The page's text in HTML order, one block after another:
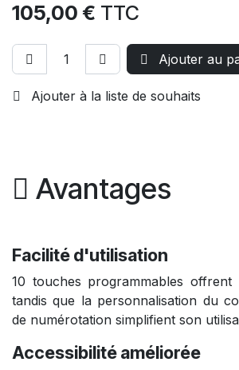
105,00 € TTC
Ajouter au
Ajouter à la liste de souhaits
Avantages
Facilité d'utilisation
10 touches programmables offrent
tandis que la personnalisation du
de numérotation simplifient son
Accessibilité améliorée